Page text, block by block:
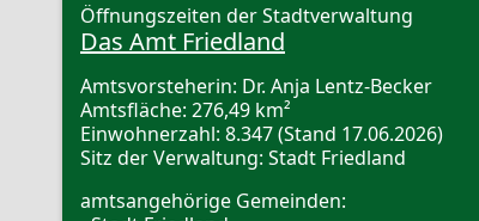
Öffnungszeiten der Stadtverwaltung
Das Amt Friedland
Amtsvorsteherin: Dr. Anja Lentz-Becker
Amtsfläche: 276,49 km²
Einwohnerzahl: 8.347 (Stand 17.06.2026)
Sitz der Verwaltung: Stadt Friedland
amtsangehörige Gemeinden: